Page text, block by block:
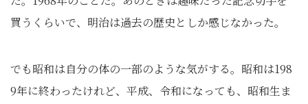
買うくらいで、明治は過去の歴史としか感じなかった。
でも昭和は自分の体の一部のような気がする。昭和は198
9年に終わったけれど、平成、令和になっても、昭和生ま